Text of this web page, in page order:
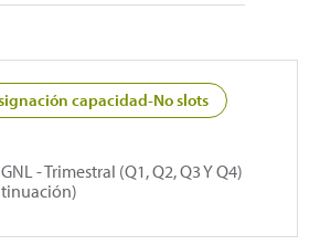
capacidad-No slots
- Trimestral (Q1, Q2, Q3 Y Q4)